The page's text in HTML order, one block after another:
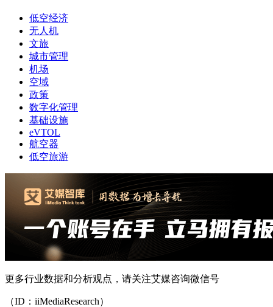
低空经济
无人机
文旅
城市管理
机场
空域
政策
数字化管理
基础设施
eVTOL
航空器
低空旅游
更多行业数据和分析观点，请关注艾媒咨询微信号
（ID：iiMediaResearch）